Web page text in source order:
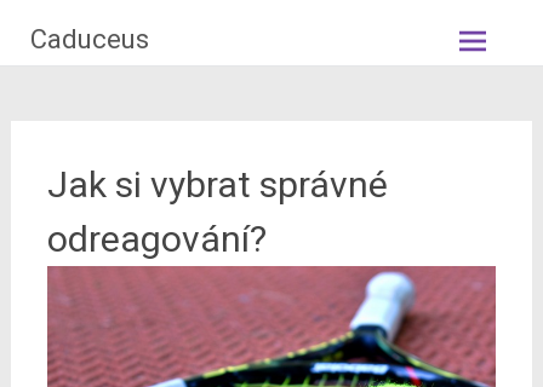
Caduceus
Skip
to
Jak si vybrat správné
odreagování?